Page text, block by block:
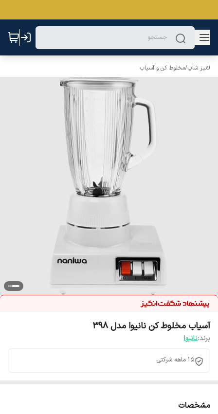
لانیز شاپ/مخلوط کن و آسیاب
آسیاب مخلوط کن نانیوا مدل 398
برند:نانیوا
15 ماهه شرکتی
مشخصات